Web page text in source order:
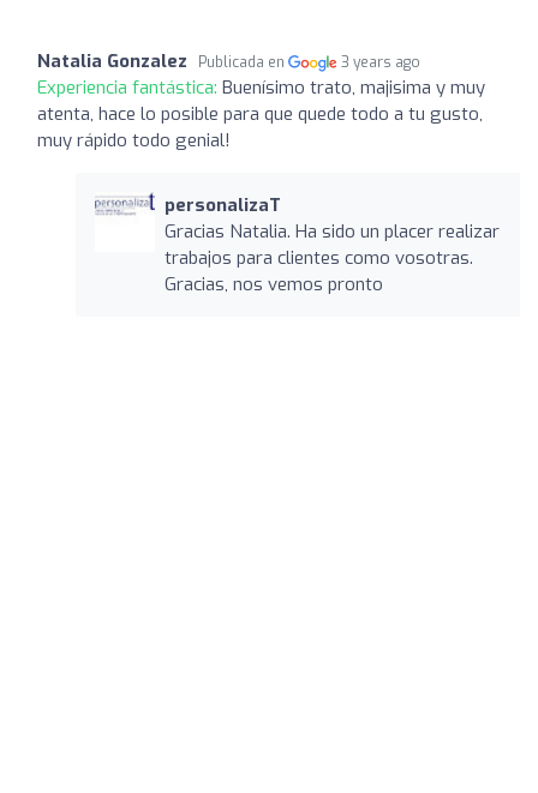
Natalia Gonzalez Publicada en 3 years ago
Experiencia fantástica: Buenísimo trato, majisima y muy
atenta, hace lo posible para que quede todo a tu gusto,
muy rápido todo genial!
personalizaT
Gracias Natalia. Ha sido un placer realizar
trabajos para clientes como vosotras.
Gracias, nos vemos pronto